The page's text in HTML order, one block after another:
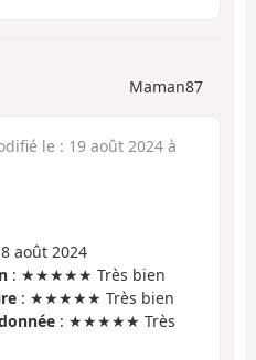
Maman87
le : 19 août 2024 à
août 2024
: ★★★★★ Très bien
: ★★★★★ Très bien
: ★★★★★ Très